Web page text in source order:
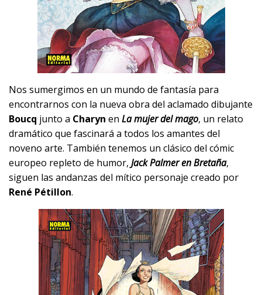
Nos sumergimos en un mundo de fantasía para
encontrarnos con la nueva obra del aclamado dibujante
Boucq junto a Charyn en La mujer del mago, un relato
dramático que fascinará a todos los amantes del
noveno arte. También tenemos un clásico del cómic
europeo repleto de humor, Jack Palmer en Bretaña,
siguen las andanzas del mítico personaje creado por
René Pétillon.